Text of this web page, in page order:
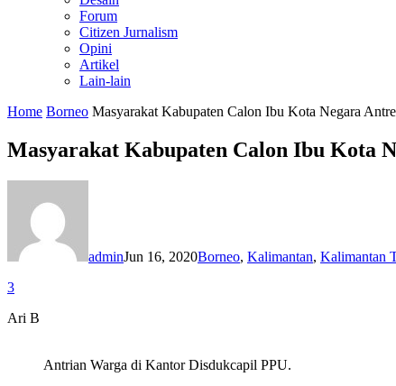
Forum
Citizen Jurnalism
Opini
Artikel
Lain-lain
Home Borneo Masyarakat Kabupaten Calon Ibu Kota Negara
Masyarakat Kabupaten Calon Ibu Kota
adminJun 16, 2020Borneo, Kalimantan, Kalimantan
3
Ari B
Antrian Warga di Kantor Disdukcapil PPU.